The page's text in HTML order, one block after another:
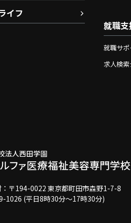
イフ
就職支
就職サポ
求人検
〒194-0022 東京都町田市森野1-7-8
1026 (平日8時30分〜17時30分)